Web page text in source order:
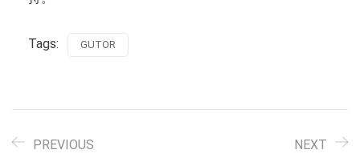
Tags: GUTOR
PREVIOUS NEXT